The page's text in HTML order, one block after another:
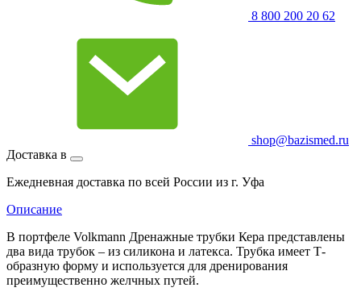
8 800 200 20 62
shop@bazismed.ru
Доставка в
Ежедневная доставка по всей России из г. Уфа
Описание
В портфеле Volkmann Дренажные трубки Кера представлены
два вида трубок – из силикона и латекса. Трубка имеет Т-
образную форму и используется для дренирования
преимущественно желчных путей.